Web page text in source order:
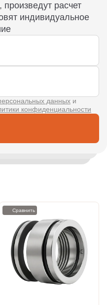
расчет
индивидуальное
данных и
конфиденциальности
Сравнить